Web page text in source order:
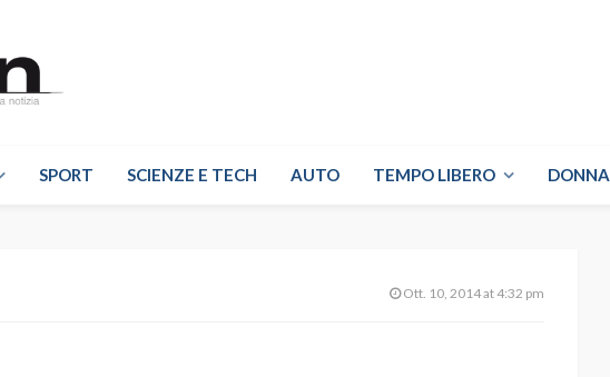
SPORT SCIENZE E TECH AUTO TEMPO LIBERO DONNA
Ott. 10, 2014 at 4:32 pm